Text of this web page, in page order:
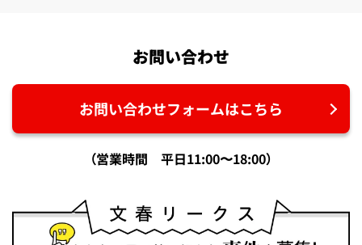
お問い合わせ
お問い合わせフォームはこちら
（営業時間 平日11:00〜18:00）